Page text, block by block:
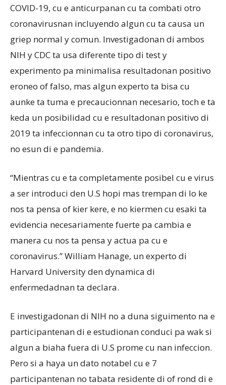
COVID-19, cu e anticurpanan cu ta combati otro
coronavirusnan incluyendo algun cu ta causa un
griep normal y comun. Investigadonan di ambos
NIH y CDC ta usa diferente tipo di test y
experimento pa minimalisa resultadonan positivo
eroneo of falso, mas algun experto ta bisa cu
aunke ta tuma e precaucionnan necesario, toch e ta
keda un posibilidad cu e resultadonan positivo di
2019 ta infeccionnan cu ta otro tipo di coronavirus,
no esun di e pandemia.
“Mientras cu e ta completamente posibel cu e virus
a ser introduci den U.S hopi mas trempan di lo ke
nos ta pensa of kier kere, e no kiermen cu esaki ta
evidencia necesariamente fuerte pa cambia e
manera cu nos ta pensa y actua pa cu e
coronavirus.” William Hanage, un experto di
Harvard University den dynamica di
enfermedadnan ta declara.
E investigadonan di NIH no a duna siguimento na e
participantenan di e estudionan conduci pa wak si
algun a biaha fuera di U.S prome cu nan infeccion.
Pero si a haya un dato notabel cu e 7
participantenan no tabata residente di of rond di e